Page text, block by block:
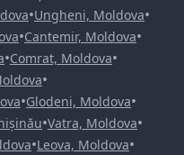
•Ungheni, Moldova•
•Cantemir, Moldova•
•Comrat, Moldova•
•
•Glodeni, Moldova•
•Vatra, Moldova•
•Leova, Moldova•